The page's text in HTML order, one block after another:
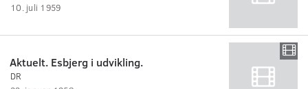
10. juli 1959
Aktuelt. Esbjerg i udvikling.
DR